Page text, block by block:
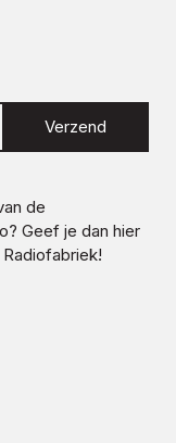
Verzend
de
? Geef je dan hier